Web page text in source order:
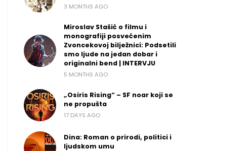
3 MONTHS AGO
Miroslav Stašić o filmu i
monografiji posvećenim
Zvoncekovoj bilježnici: Podsetili
smo ljude na jedan dobar i
originalni bend | INTERVJU
5 MONTHS AGO
„Osiris Rising“ – SF noar koji se
ne propušta
17 DAYS AGO
Dina: Roman o prirodi, politici i
ljudskom umu